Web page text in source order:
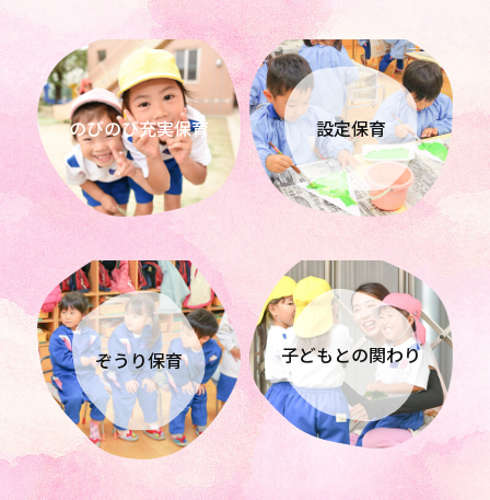
のびのび充実保育 設定保育
ぞうり保育 子どもとの関わり